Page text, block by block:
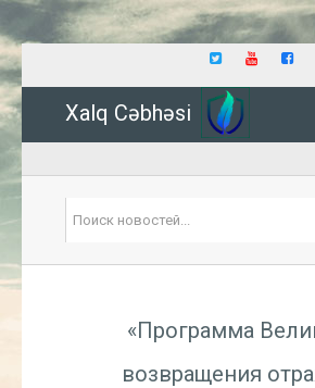
Xalq Cəbhəsi
«Программа
возвращения